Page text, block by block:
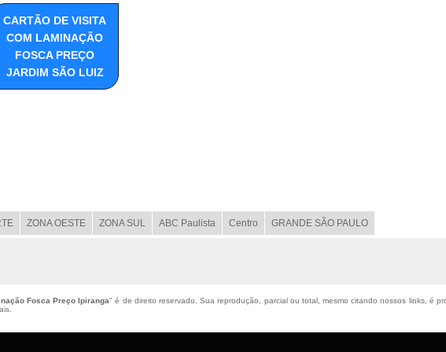
CARTÃO DE VISITA
COM LAMINAÇÃO
FOSCA PREÇO
JARDIM SÃO LUIZ
ZONA OESTE ZONA SUL ABC Paulista Centro GRANDE SÃO PAULO
Fosca Preço Ipiranga" é de direito reservado. Sua reprodução, parcial ou total, mesmo citando nossos links, é